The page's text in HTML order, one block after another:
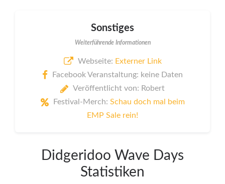
Sonstiges
Weiterführende Informationen
Webseite: Externer Link
Facebook Veranstaltung: keine Daten
Veröffentlicht von: Robert
Festival-Merch: Schau doch mal beim
EMP Sale rein!
Didgeridoo Wave Days
Statistiken